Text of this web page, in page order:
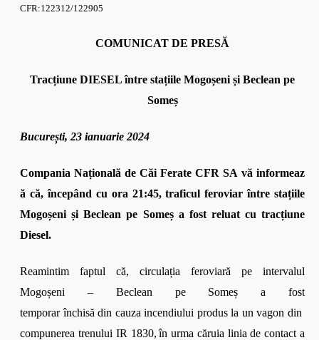
CFR:122312/122905
COMUNICAT DE PRESĂ
Tracțiune DIESEL între stațiile Mogoșeni și Beclean pe
Someș
București, 23 ianuarie 2024
Compania Națională de Căi Ferate CFR SA vă informeaz
ă că, începând cu ora 21:45, traficul feroviar între stațiile
Mogoșeni și Beclean pe Someș a fost reluat cu tracțiune
Diesel.
Reamintim faptul că, circulația feroviară pe intervalul
Mogoșeni – Beclean pe Someș a fost
temporar închisă din cauza incendiului produs la un vagon din
compunerea trenului IR 1830, în urma căruia linia de contact a